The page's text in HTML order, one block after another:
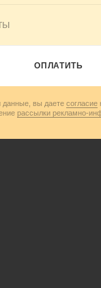
ОПЛАТИТЬ
данные, вы даете согласие
рассылки рекламно-